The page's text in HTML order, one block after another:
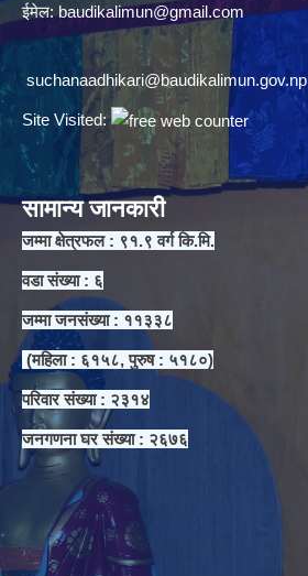
ईमेल: baudikalimun@gmail.com
suchanaadhikari@baudikalimun.gov.np
Site Visited:
सामान्य जानकारी
जम्मा क्षेत्रफल : ९१.९ वर्ग कि.मि.
वडा संख्या : ६
जम्मा जनसंख्या : ११३३८
(महिला : ६१५८, पुरुष : ५१८०)
परिवार संख्या : २३१४
जनगणना घर संख्या : २६७६